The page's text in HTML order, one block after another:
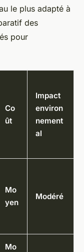
le plus adapté à
des
pour
Co
ût
Impact
environ
nement
al
Mo
yen
Modéré
Mo